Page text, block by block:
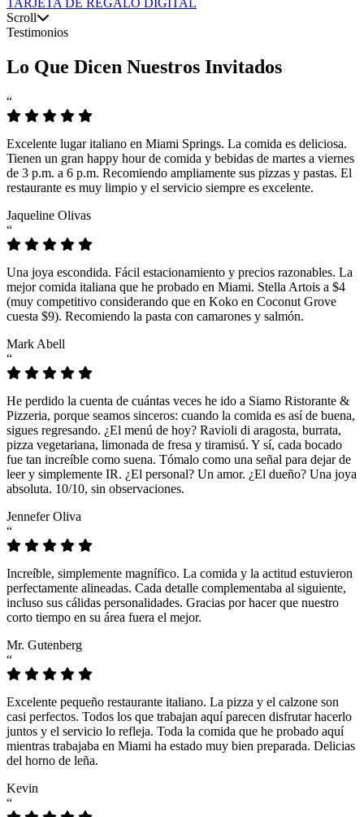
Scroll
Testimonios
Lo Que Dicen Nuestros Invitados
“
Excelente lugar italiano en Miami Springs. La comida es deliciosa.
Tienen un gran happy hour de comida y bebidas de martes a viernes
de 3 p.m. a 6 p.m. Recomiendo ampliamente sus pizzas y pastas. El
restaurante es muy limpio y el servicio siempre es excelente.
Jaqueline Olivas
“
Una joya escondida. Fácil estacionamiento y precios razonables. La
mejor comida italiana que he probado en Miami. Stella Artois a $4
(muy competitivo considerando que en Koko en Coconut Grove
cuesta $9). Recomiendo la pasta con camarones y salmón.
Mark Abell
“
He perdido la cuenta de cuántas veces he ido a Siamo Ristorante &
Pizzeria, porque seamos sinceros: cuando la comida es así de buena,
sigues regresando. ¿El menú de hoy? Ravioli di aragosta, burrata,
pizza vegetariana, limonada de fresa y tiramisú. Y sí, cada bocado
fue tan increíble como suena. Tómalo como una señal para dejar de
leer y simplemente IR. ¿El personal? Un amor. ¿El dueño? Una joya
absoluta. 10/10, sin observaciones.
Jennefer Oliva
“
Increíble, simplemente magnífico. La comida y la actitud estuvieron
perfectamente alineadas. Cada detalle complementaba al siguiente,
incluso sus cálidas personalidades. Gracias por hacer que nuestro
corto tiempo en su área fuera el mejor.
Mr. Gutenberg
“
Excelente pequeño restaurante italiano. La pizza y el calzone son
casi perfectos. Todos los que trabajan aquí parecen disfrutar hacerlo
juntos y el servicio lo refleja. Toda la comida que he probado aquí
mientras trabajaba en Miami ha estado muy bien preparada. Delicias
del horno de leña.
Kevin
“